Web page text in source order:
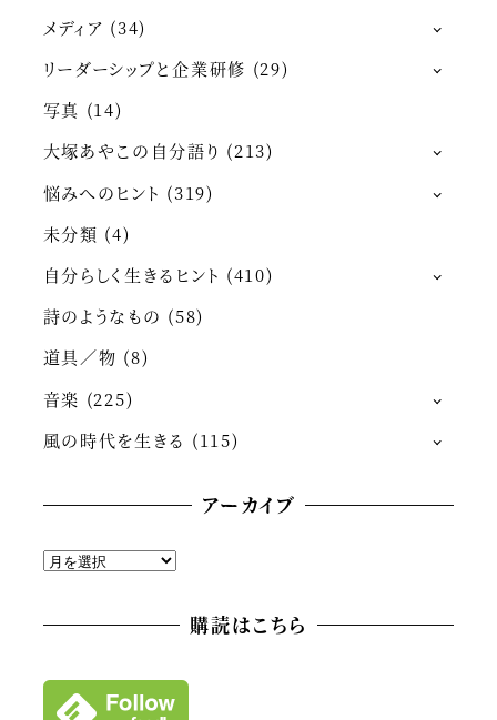
メディア (34)
リーダーシップと企業研修 (29)
写真 (14)
大塚あやこの自分語り (213)
悩みへのヒント (319)
未分類 (4)
自分らしく生きるヒント (410)
詩のようなもの (58)
道具／物 (8)
音楽 (225)
風の時代を生きる (115)
アーカイブ
ア
ブ
購読はこちら